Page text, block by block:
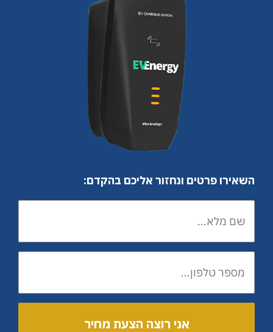
השאירו פרטים ונחזור אליכם בהקדם: